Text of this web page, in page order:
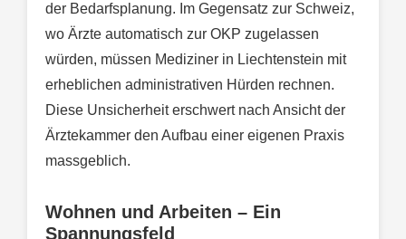
der Bedarfsplanung. Im Gegensatz zur Schweiz,
wo Ärzte automatisch zur OKP zugelassen
würden, müssen Mediziner in Liechtenstein mit
erheblichen administrativen Hürden rechnen.
Diese Unsicherheit erschwert nach Ansicht der
Ärztekammer den Aufbau einer eigenen Praxis
massgeblich.
Wohnen und Arbeiten – Ein
Spannungsfeld